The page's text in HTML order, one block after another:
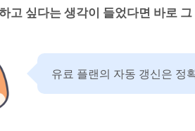
고 싶다는 생각이 들었다면 바로
유료 플랜의 자동 갱신은 정